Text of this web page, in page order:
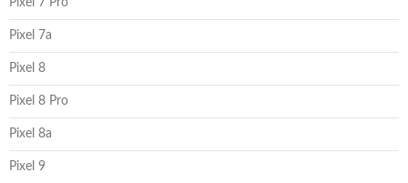
Pixel 7 Pro
Pixel 7a
Pixel 8
Pixel 8 Pro
Pixel 8a
Pixel 9